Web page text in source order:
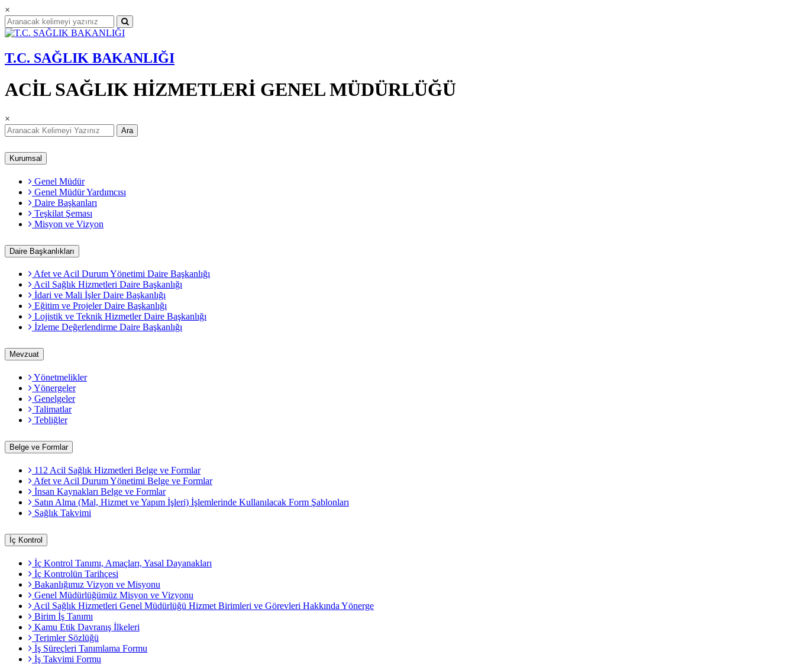
×
T.C. SAĞLIK BAKANLIĞI
ACİL SAĞLIK HİZMETLERİ GENEL MÜDÜRLÜĞÜ
×
Ara
Kurumsal
Genel Müdür
Genel Müdür Yardımcısı
Daire Başkanları
Teşkilat Şeması
Misyon ve Vizyon
Daire Başkanlıkları
Afet ve Acil Durum Yönetimi Daire Başkanlığı
Acil Sağlık Hizmetleri Daire Başkanlığı
İdari ve Mali İşler Daire Başkanlığı
Eğitim ve Projeler Daire Başkanlığı
Lojistik ve Teknik Hizmetler Daire Başkanlığı
İzleme Değerlendirme Daire Başkanlığı
Mevzuat
Yönetmelikler
Yönergeler
Genelgeler
Talimatlar
Tebliğler
Belge ve Formlar
112 Acil Sağlık Hizmetleri Belge ve Formlar
Afet ve Acil Durum Yönetimi Belge ve Formlar
İnsan Kaynakları Belge ve Formlar
Satın Alma (Mal, Hizmet ve Yapım İşleri) İşlemlerinde Kullanılacak Form Şablonları
Sağlık Takvimi
İç Kontrol
İç Kontrol Tanımı, Amaçları, Yasal Dayanakları
İç Kontrolün Tarihçesi
Bakanlığımız Vizyon ve Misyonu
Genel Müdürlüğümüz Misyon ve Vizyonu
Acil Sağlık Hizmetleri Genel Müdürlüğü Hizmet Birimleri ve Görevleri Hakkında Yönerge
Birim İş Tanımı
Kamu Etik Davranış İlkeleri
Terimler Sözlüğü
İş Süreçleri Tanımlama Formu
İş Takvimi Formu